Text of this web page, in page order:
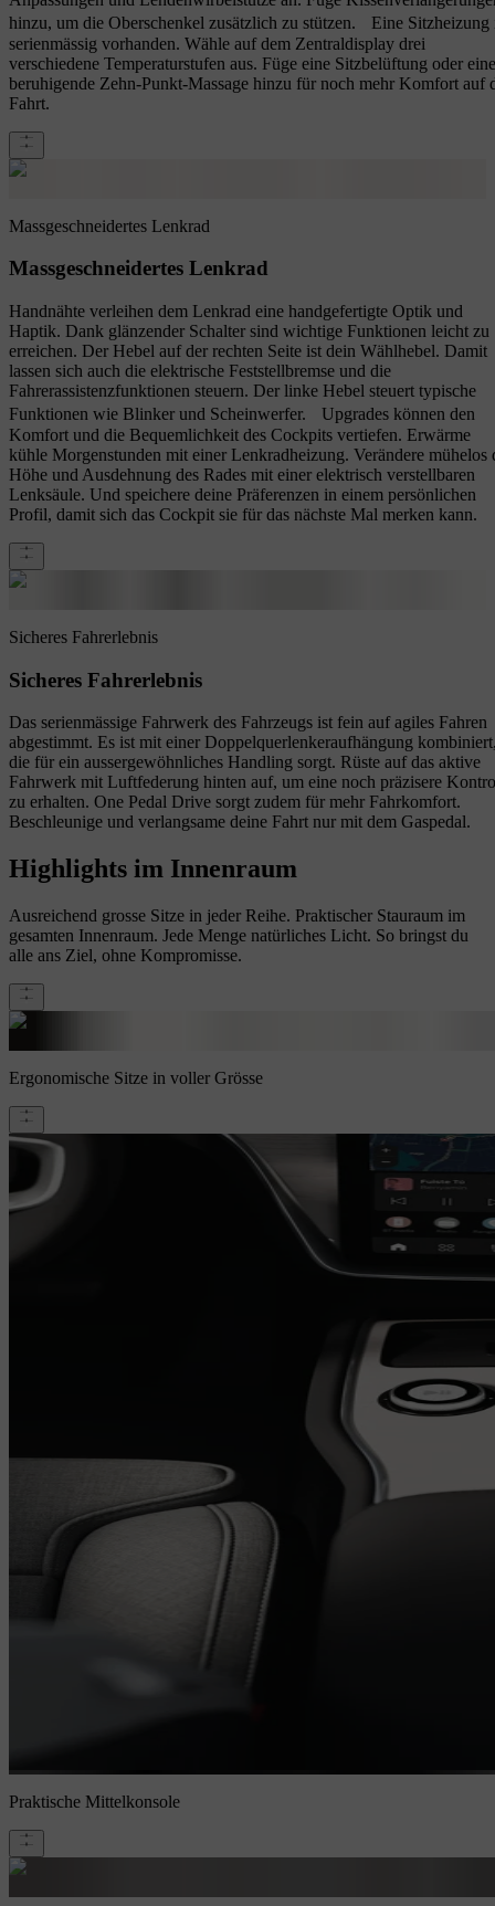
hinzu, um die Oberschenkel zusätzlich zu stützen. Eine Sitzheizung
serienmässig vorhanden. Wähle auf dem Zentraldisplay drei
verschiedene Temperaturstufen aus. Füge eine Sitzbelüftung oder eine
beruhigende Zehn-Punkt-Massage hinzu für noch mehr Komfort auf
Fahrt.
Massgeschneidertes Lenkrad
Massgeschneidertes Lenkrad
Handnähte verleihen dem Lenkrad eine handgefertigte Optik und
Haptik. Dank glänzender Schalter sind wichtige Funktionen leicht zu
erreichen. Der Hebel auf der rechten Seite ist dein Wählhebel. Damit
lassen sich auch die elektrische Feststellbremse und die
Fahrerassistenzfunktionen steuern. Der linke Hebel steuert typische
Funktionen wie Blinker und Scheinwerfer. Upgrades können den
Komfort und die Bequemlichkeit des Cockpits vertiefen. Erwärme
kühle Morgenstunden mit einer Lenkradheizung. Verändere mühelos
Höhe und Ausdehnung des Rades mit einer elektrisch verstellbaren
Lenksäule. Und speichere deine Präferenzen in einem persönlichen
Profil, damit sich das Cockpit sie für das nächste Mal merken kann.
Sicheres Fahrerlebnis
Sicheres Fahrerlebnis
Das serienmässige Fahrwerk des Fahrzeugs ist fein auf agiles Fahren
abgestimmt. Es ist mit einer Doppelquerlenkeraufhängung
die für ein aussergewöhnliches Handling sorgt. Rüste auf das aktive
Fahrwerk mit Luftfederung hinten auf, um eine noch präzisere
zu erhalten. One Pedal Drive sorgt zudem für mehr Fahrkomfort.
Beschleunige und verlangsame deine Fahrt nur mit dem Gaspedal.
Highlights im Innenraum
Ausreichend grosse Sitze in jeder Reihe. Praktischer Stauraum im
gesamten Innenraum. Jede Menge natürliches Licht. So bringst du
alle ans Ziel, ohne Kompromisse.
Ergonomische Sitze in voller Grösse
Praktische Mittelkonsole